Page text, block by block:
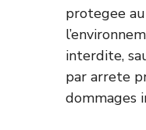
protegee
interdite,
par arrete
dommages